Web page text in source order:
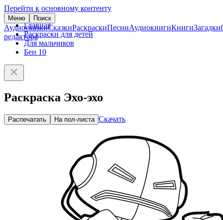
Перейти к основному контенту
Меню Поиск
АудиосказкиСказкиРаскраскиПесниАудиокнигиКнигиЗагадки
редактора
Главная
Раскраски для детей
Для мальчиков
Бен 10
Раскраска Эхо-эхо
Распечатать На пол-листа Скачать